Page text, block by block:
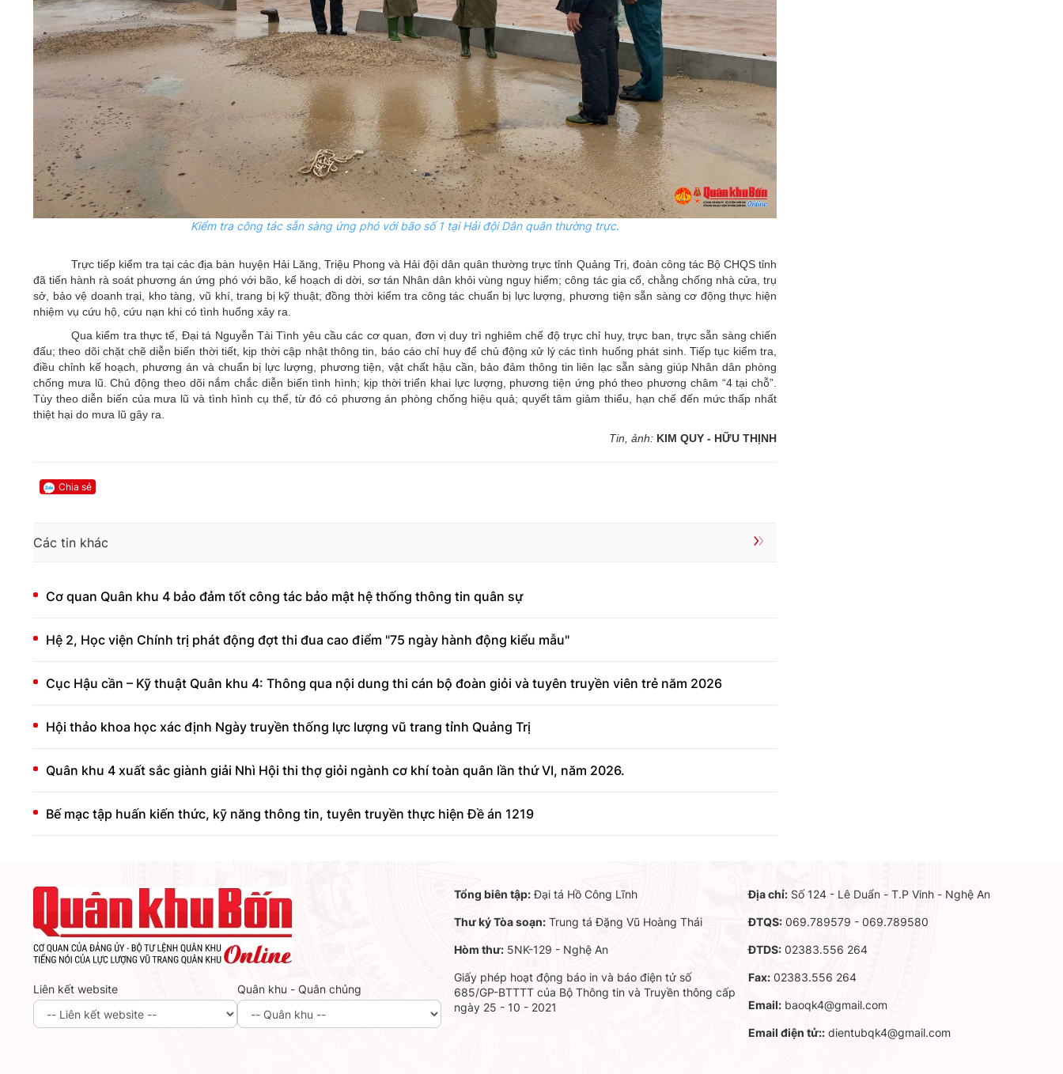
Kiểm tra công tác sẵn sàng ứng phó với bão số 1 tại Hải đội Dân quân thường trực.
Trực tiếp kiểm tra tại các địa bàn huyện Hải Lăng, Triệu Phong và Hải đội dân quân thường trực tỉnh Quảng Trị, đoàn công tác Bộ CHQS tỉnh
đã tiến hành rà soát phương án ứng phó với bão, kế hoạch di dời, sơ tán Nhân dân khỏi vùng nguy hiểm; công tác gia cố, chằng chống nhà cửa, trụ
sở, bảo vệ doanh trại, kho tàng, vũ khí, trang bị kỹ thuật; đồng thời kiểm tra công tác chuẩn bị lực lượng, phương tiện sẵn sàng cơ động thực hiện
nhiệm vụ cứu hộ, cứu nạn khi có tình huống xảy ra.
Qua kiểm tra thực tế, Đại tá Nguyễn Tài Tình yêu cầu các cơ quan, đơn vị duy trì nghiêm chế độ trực chỉ huy, trực ban, trực sẵn sàng chiến
đấu; theo dõi chặt chẽ diễn biến thời tiết, kịp thời cập nhật thông tin, báo cáo chỉ huy để chủ động xử lý các tình huống phát sinh. Tiếp tục kiểm tra,
điều chỉnh kế hoạch, phương án và chuẩn bị lực lượng, phương tiện, vật chất hậu cần, bảo đảm thông tin liên lạc sẵn sàng giúp Nhân dân phòng
chống mưa lũ. Chủ động theo dõi nắm chắc diễn biến tình hình; kịp thời triển khai lực lượng, phương tiện ứng phó theo phương châm “4 tại chỗ”.
Tùy theo diễn biến của mưa lũ và tình hình cụ thể, từ đó có phương án phòng chống hiệu quả; quyết tâm giảm thiểu, hạn chế đến mức thấp nhất
thiệt hại do mưa lũ gây ra.
Tin, ảnh: KIM QUY - HỮU THỊNH
Chia sẻ
Các tin khác
Cơ quan Quân khu 4 bảo đảm tốt công tác bảo mật hệ thống thông tin quân sự
Hệ 2, Học viện Chính trị phát động đợt thi đua cao điểm "75 ngày hành động kiểu mẫu"
Cục Hậu cần – Kỹ thuật Quân khu 4: Thông qua nội dung thi cán bộ đoàn giỏi và tuyên truyền viên trẻ năm 2026
Hội thảo khoa học xác định Ngày truyền thống lực lượng vũ trang tỉnh Quảng Trị
Quân khu 4 xuất sắc giành giải Nhì Hội thi thợ giỏi ngành cơ khí toàn quân lần thứ VI, năm 2026.
Bế mạc tập huấn kiến thức, kỹ năng thông tin, tuyên truyền thực hiện Đề án 1219
Liên kết website Quân khu - Quân chủng
Tổng biên tập:Đại tá Hồ Công Lĩnh
Thư ký Tòa soạn:Trung tá Đặng Vũ Hoàng Thái
Hòm thư:5NK-129 - Nghệ An
Giấy phép hoạt động báo in và báo điện tử số
685/GP-BTTTT của Bộ Thông tin và Truyền thông cấp
ngày 25 - 10 - 2021
Địa chỉ:Số 124 - Lê Duẩn - T.P Vinh - Nghệ An
ĐTQS:069.789579 - 069.789580
ĐTDS:02383.556 264
Fax:02383.556 264
Email:baoqk4@gmail.com
Email điện tử::dientubqk4@gmail.com